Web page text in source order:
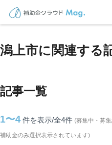
TOP > 補助金・助成金詳細>秋田県
潟上市に関連する
記事一覧
1〜4 件を表示/全4件 (募集中・募
補助金のみ選択表示されています)